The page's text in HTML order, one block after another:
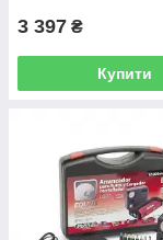
3 397 ₴
Купити